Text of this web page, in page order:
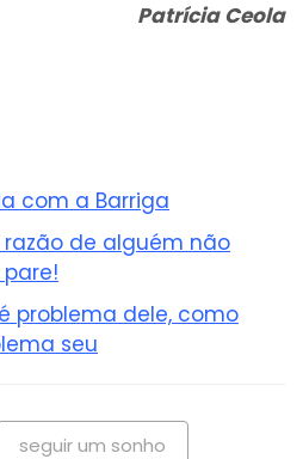
Patrícia Ceola
com a Barriga
de alguém não
problema dele, como
seu
seguir um sonho